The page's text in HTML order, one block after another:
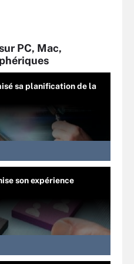
PC, Mac,
sa planification de la
son expérience